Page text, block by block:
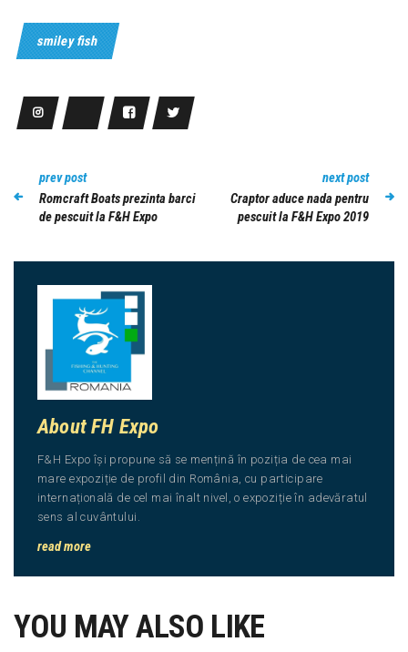
smiley fish
prev post
Romcraft Boats prezinta barci
de pescuit la F&H Expo
next post
Craptor aduce nada pentru
pescuit la F&H Expo 2019
About FH Expo
F&H Expo își propune să se mențină în poziția de cea mai
mare expoziție de profil din România, cu participare
internațională de cel mai înalt nivel, o expoziție în adevăratul
sens al cuvântului.
read more
YOU MAY ALSO LIKE